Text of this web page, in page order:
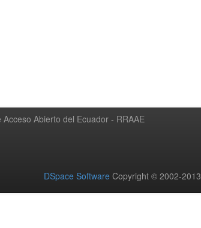
Abierto del Ecuador - RRAAE
DSpace Software Copyright © 2002-2013